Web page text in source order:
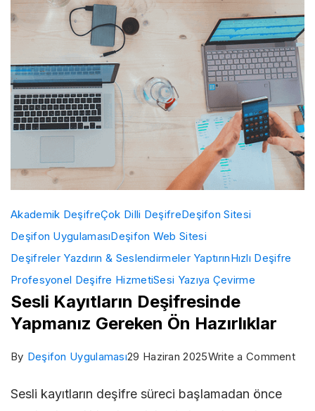
Akademik DeşifreÇok Dilli DeşifreDeşifon Sitesi
Deşifon UygulamasıDeşifon Web Sitesi
Deşifreler Yazdırın & Seslendirmeler YaptırınHızlı Deşifre
Profesyonel Deşifre HizmetiSesi Yazıya Çevirme
Sesli Kayıtların Deşifresinde
Yapmanız Gereken Ön Hazırlıklar
By Deşifon Uygulaması29 Haziran 2025Write a Commenton
Sesli kayıtların deşifre süreci başlamadan önce